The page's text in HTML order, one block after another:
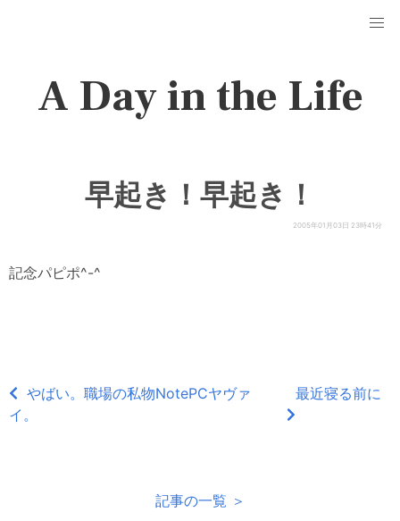
A Day in the Life
早起き！早起き！
2005年01月03日 23時41分
記念パピポ^-^
やばい。職場の私物NotePCヤヴァ
イ。
最近寝る前に
記事の一覧 ＞